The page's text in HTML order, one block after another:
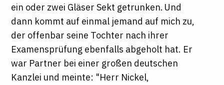
ein oder zwei Gläser Sekt getrunken. Und
dann kommt auf einmal jemand auf mich zu,
der offenbar seine Tochter nach ihrer
Examensprüfung ebenfalls abgeholt hat. Er
war Partner bei einer großen deutschen
Kanzlei und meinte: "Herr Nickel,